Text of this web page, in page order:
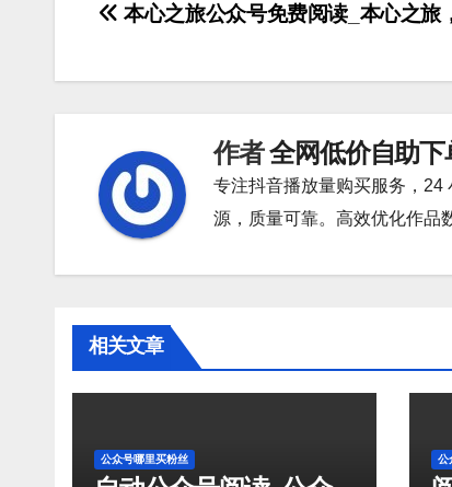
文
航
本心之旅公众号免费阅读_本心之旅
作者全网低价自助下
专注抖音播放量购买服务，24
源，质量可靠。高效优化作品
相关文章
公众号哪里买粉丝 公